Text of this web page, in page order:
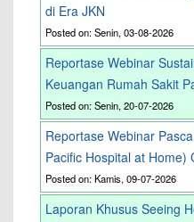
di Era JKN
Posted on: Senin, 03-08-2026
Reportase Webinar
Keuangan Rumah Sakit
Posted on: Senin, 20-07-2026
Reportase Webinar
Pacific Hospital at Home)
Posted on: Kamis, 09-07-2026
Laporan Khusus Seeing